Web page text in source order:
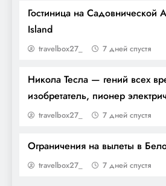
Гостиница на Садовнической
Island
travelbox27_ 7 дней спустя
Никола Тесла — гений всех
изобретатель, пионер
биография, открытия и
travelbox27_ 7 дней спустя
Ограничения на вылеты в
travelbox27_ 7 дней спустя
Биография Фатимы Диаме